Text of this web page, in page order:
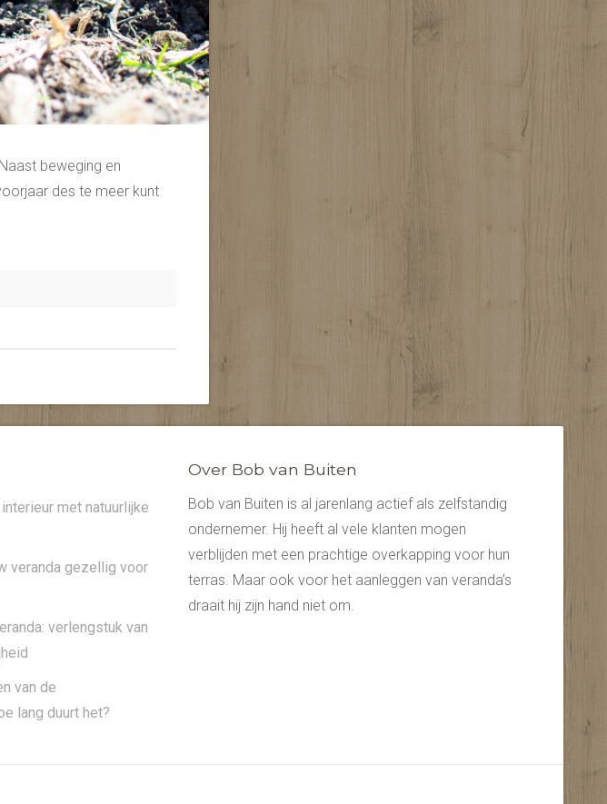
beweging en
des te meer kunt
met natuurlijke
veranda gezellig voor
verlengstuk van
van de
lang duurt het?
Over Bob van Buiten
Bob van Buiten is al jarenlang actief als zelfstandig
ondernemer. Hij heeft al vele klanten mogen
verblijden met een prachtige overkapping voor hun
terras. Maar ook voor het aanleggen van veranda’s
draait hij zijn hand niet om.